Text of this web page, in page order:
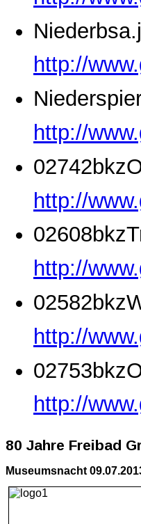
http://
http://
http://
http://
http://
http://
80 Jahre Freibad
Museumsnacht